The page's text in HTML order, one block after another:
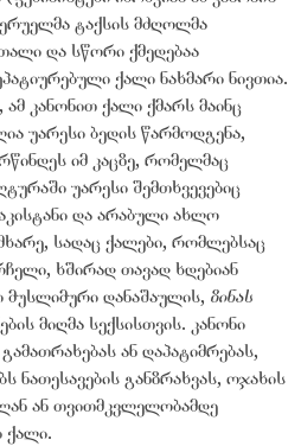
ტაქსის მძღოლმა
და სწორი ქმედებაა
ქალი ნახმარი ნივთია.
კანონით ქალი ქმარს მაინც
უარესი ბედის წარმოდგენა,
იმ კაცზე, რომელმაც
უარესი შემთხვევებიც
და არაბული ახლო
სადაც ქალები, რომლებსაც
ხშირად თავად ხდებიან
დანაშაულის, ზინას
მიღმა სექსისთვის. კანონი
ან დაპატიმრებას,
განზრახვას, ოჯახის
ან თვითმკვლელობამდე
ქალი.